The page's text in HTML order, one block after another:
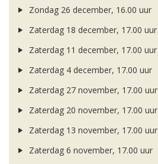
Zondag 26 december, 16.00 uur
Zaterdag 18 december, 17.00 uur
Zaterdag 11 december, 17.00 uur
Zaterdag 4 december, 17.00 uur
Zaterdag 27 november, 17.00 uur
Zaterdag 20 november, 17.00 uur
Zaterdag 13 november, 17.00 uur
Zaterdag 6 november, 17.00 uur